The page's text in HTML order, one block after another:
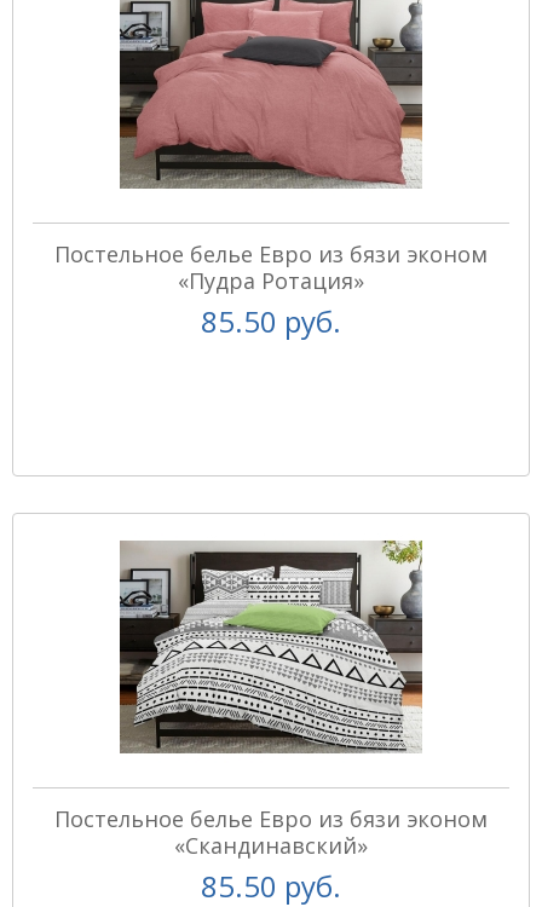
Постельное белье Евро из бязи эконом
«Пудра Ротация»
85.50 руб.
Постельное белье Евро из бязи эконом
«Скандинавский»
85.50 руб.